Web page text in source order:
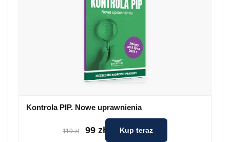
Kontrola PIP. Nowe uprawnienia
119 zł 99 zł Kup teraz